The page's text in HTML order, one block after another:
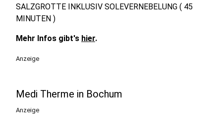
SALZGROTTE INKLUSIV SOLEVERNEBELUNG ( 45
MINUTEN )
Mehr Infos gibt's hier.
Anzeige
Medi Therme in Bochum
Anzeige